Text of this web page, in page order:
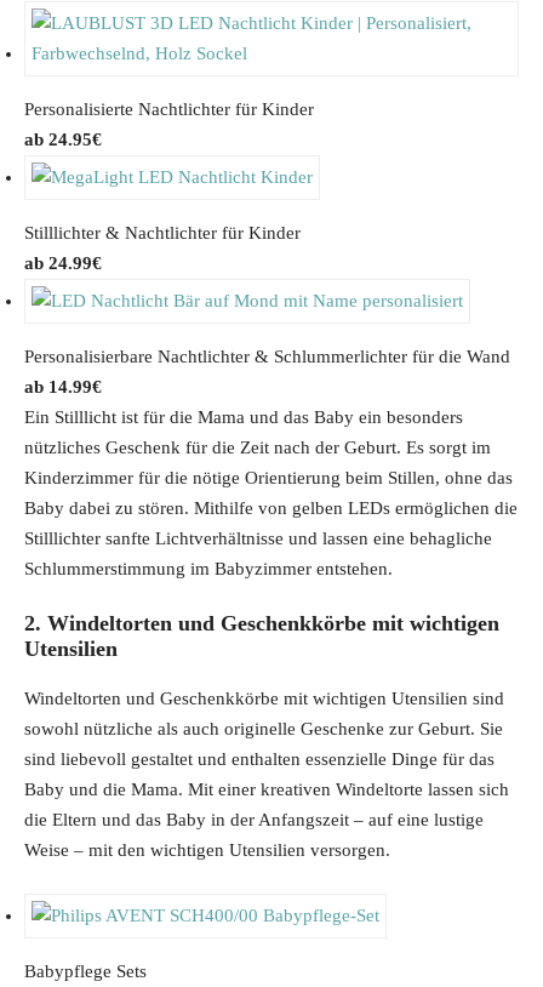
Personalisierte Nachtlichter für Kinder
24.95€
Stilllichter & Nachtlichter für Kinder
24.99€
Personalisierbare Nachtlichter & Schlummerlichter für die Wand
14.99€
Ein Stilllicht ist für die Mama und das Baby ein besonders
nützliches Geschenk für die Zeit nach der Geburt. Es sorgt im
Kinderzimmer für die nötige Orientierung beim Stillen, ohne das
Baby dabei zu stören. Mithilfe von gelben LEDs ermöglichen die
Stilllichter sanfte Lichtverhältnisse und lassen eine behagliche
Schlummerstimmung im Babyzimmer entstehen.
2. Windeltorten und Geschenkkörbe mit wichtigen
Utensilien
Windeltorten und Geschenkkörbe mit wichtigen Utensilien sind
sowohl nützliche als auch originelle Geschenke zur Geburt. Sie
sind liebevoll gestaltet und enthalten essenzielle Dinge für das
Baby und die Mama. Mit einer kreativen Windeltorte lassen sich
die Eltern und das Baby in der Anfangszeit – auf eine lustige
Weise – mit den wichtigen Utensilien versorgen.
Babypflege Sets